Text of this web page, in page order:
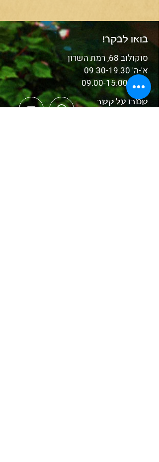
בואו לבקר!
סוקולוב 68, רמת השרון
א'-ה' 09.30-19.30
יום ו':09.00-15.00
שמרו על קשר